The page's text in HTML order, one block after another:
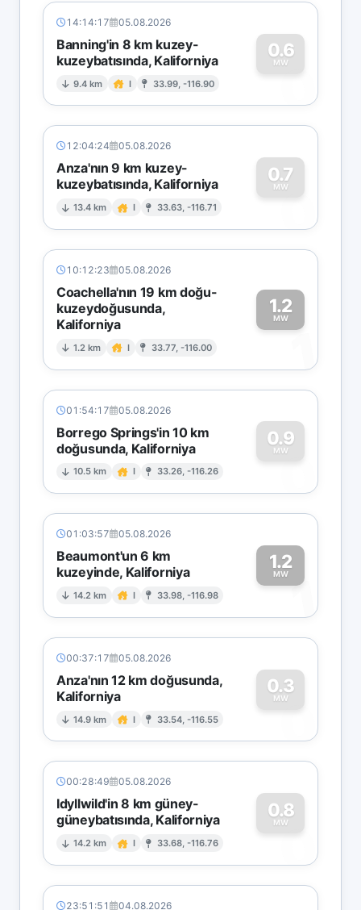
14:14:17 05.08.2026
Banning'in 8 km kuzey-
kuzeybatısında, Kaliforniya
9.4 km I 33.99, -116.90
0.6
MW
0
12:04:24 05.08.2026
Anza'nın 9 km kuzey-
kuzeybatısında, Kaliforniya
13.4 km I 33.63, -116.71
0.7
MW
0
10:12:23 05.08.2026
Coachella'nın 19 km doğu-
kuzeydoğusunda,
Kaliforniya
1.2 km I 33.77, -116.00
1.2
MW
1
01:54:17 05.08.2026
Borrego Springs'in 10 km
doğusunda, Kaliforniya
10.5 km I 33.26, -116.26
0.9
MW
0
01:03:57 05.08.2026
Beaumont'un 6 km
kuzeyinde, Kaliforniya
14.2 km I 33.98, -116.98
1.2
MW1
00:37:17 05.08.2026
Anza'nın 12 km doğusunda,
Kaliforniya
14.9 km I 33.54, -116.55
0.3
MW
0
00:28:49 05.08.2026
Idyllwild'in 8 km güney-
güneybatısında, Kaliforniya
14.2 km I 33.68, -116.76
0.8
MW
0
23:51:51 04.08.2026